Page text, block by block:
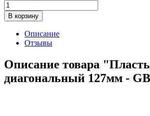
В корзину
Описание
Отзывы
Описание товара
диагональный 127мм -